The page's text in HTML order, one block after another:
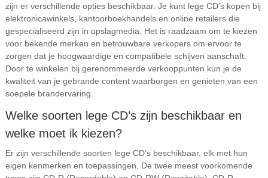
zijn er verschillende opties beschikbaar. Je kunt lege CD’s kopen bij
elektronicawinkels, kantoorboekhandels en online retailers die
gespecialiseerd zijn in opslagmedia. Het is raadzaam om te kiezen
voor bekende merken en betrouwbare verkopers om ervoor te
zorgen dat je hoogwaardige en compatibele schijven aanschaft.
Door te winkelen bij gerenommeerde verkooppunten kun je de
kwaliteit van je gebrande content waarborgen en genieten van een
soepele brandervaring.
Welke soorten lege CD’s zijn beschikbaar en
welke moet ik kiezen?
Er zijn verschillende soorten lege CD’s beschikbaar, elk met hun
eigen kenmerken en toepassingen. De twee meest voorkomende